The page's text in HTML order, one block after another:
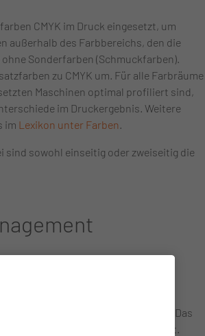
CMYK im Druck eingesetzt, um
außerhalb des Farbbereichs, den die
Sonderfarben (Schmuckfarben).
zu CMYK um. Für alle Farbräume
Maschinen optimal profiliert sind,
im Druckergebnis. Weitere
im Lexikon unter Farben.
sind sowohl einseitig oder zweiseitig die
Ausgabegeräte aufeinander ab. Das
hinterlegt.